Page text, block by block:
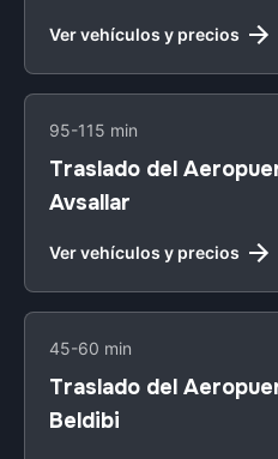
Ver vehículos y precios
95-115 min
Traslado del
Avsallar
Ver vehículos y precios
45-60 min
Traslado del
Beldibi